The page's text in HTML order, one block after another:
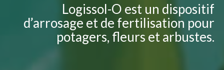
Logissol-O est un dispositif
d’arrosage et de fertilisation pour
potagers, fleurs et arbustes.